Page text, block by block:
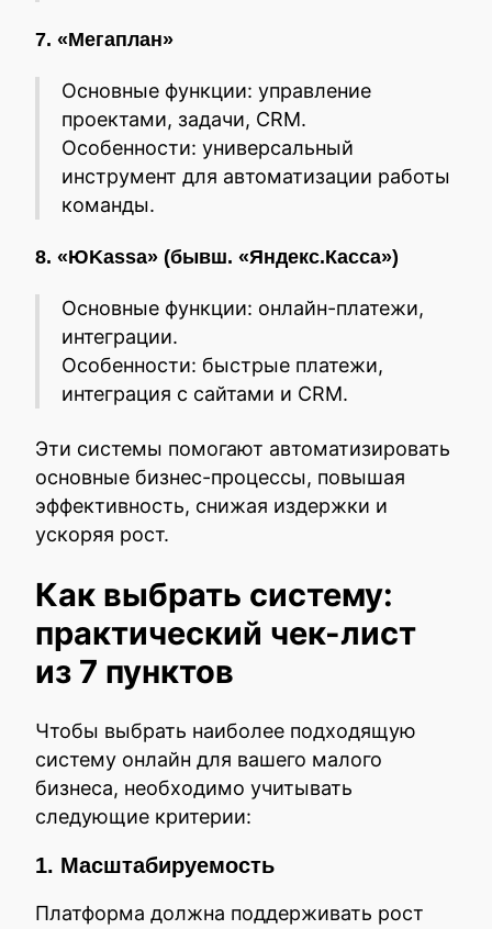
7. «Мегаплан»
Основные функции: управление
проектами, задачи, CRM.
Особенности: универсальный
инструмент для автоматизации работы
команды.
8. «ЮKassa» (бывш. «Яндекс.Касса»)
Основные функции: онлайн-платежи,
интеграции.
Особенности: быстрые платежи,
интеграция с сайтами и CRM.
Эти системы помогают автоматизировать
основные бизнес-процессы, повышая
эффективность, снижая издержки и
ускоряя рост.
Как выбрать систему:
практический чек-лист
из 7 пунктов
Чтобы выбрать наиболее подходящую
систему онлайн для вашего малого
бизнеса, необходимо учитывать
следующие критерии:
1. Масштабируемость
Платформа должна поддерживать рост